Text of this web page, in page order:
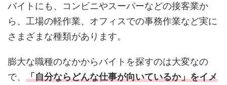
バイトにも、コンビニやスーパーなどの接客業か
ら、工場の軽作業、オフィスでの事務作業など実に
さまざまな種類があります。
膨大な職種のなかからバイトを探すのは大変なの
で、 「自分ならどんな仕事が向いているか」をイメ